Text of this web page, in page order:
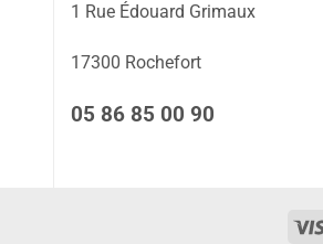
1 Rue Édouard Grimaux
17300 Rochefort
05 86 85 00 90